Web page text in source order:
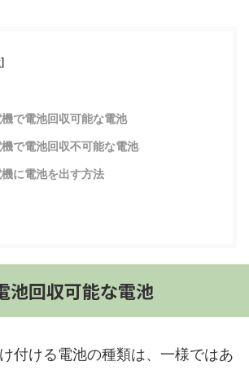
]
で電池回収可能な電池
で電池回収不可能な電池
に電池を出す方法
池回収可能な電池
付ける電池の種類は、一様ではあ